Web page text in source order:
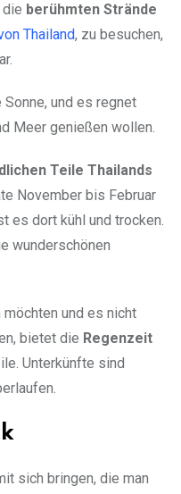
berühmten Strände
Thailand, zu besuchen,
und es regnet
Meer genießen wollen.
Teile Thailands
November bis Februar
es dort kühl und trocken.
wunderschönen
und es nicht
bietet die Regenzeit
Unterkünfte sind
sich bringen, die man